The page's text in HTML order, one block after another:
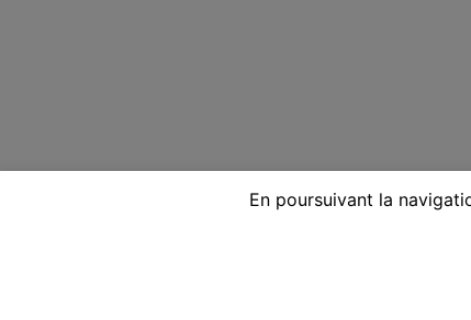
En poursuivant la